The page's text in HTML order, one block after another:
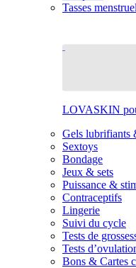
Tasses
LOVASKIN
Gels lubrifiants
Sextoys
Bondage
Jeux & sets
Puissance &
Contraceptifs
Lingerie
Suivi du cycle
Tests de
Tests
Bons & Cartes